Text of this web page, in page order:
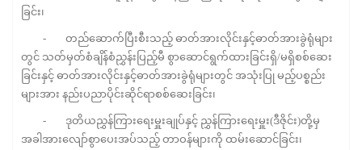
ခြင်း၊
- တည်ဆောက်ပြီးစီးသည့် ဓာတ်အားလိုင်းနှင့်ဓာတ်အားခွဲရုံများ
တွင် သတ်မှတ်စံချိန်စံညွှန်းပြည့်မီ စွာဆောင်ရွက်ထားခြင်းရှိ/မရှိစစ်ဆေး
ခြင်းနှင့် ဓာတ်အားလိုင်းနှင့်ဓာတ်အားခွဲရုံများတွင် အသုံးပြု မည့်ပစ္စည်း
များအား နည်းပညာပိုင်းဆိုင်ရာစစ်ဆေးခြင်း၊
- ဒုတိယညွှန်ကြားရေးမှူးချုပ်နှင့် ညွှန်ကြားရေးမှူး(ဒီဇိုင်း)တို့မှ
အခါအားလျော်စွာပေးအပ်သည့် တာဝန်များကို ထမ်းဆောင်ခြင်း၊